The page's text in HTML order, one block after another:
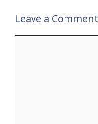
Leave a Comment